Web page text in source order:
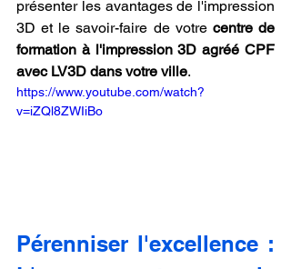
présenter les avantages de l'impression
3D et le savoir-faire de votre centre de
formation à l'impression 3D agréé CPF
avec LV3D dans votre ville.
https://www.youtube.com/watch?
v=iZQl8ZWIiBo
Pérenniser l'excellence :